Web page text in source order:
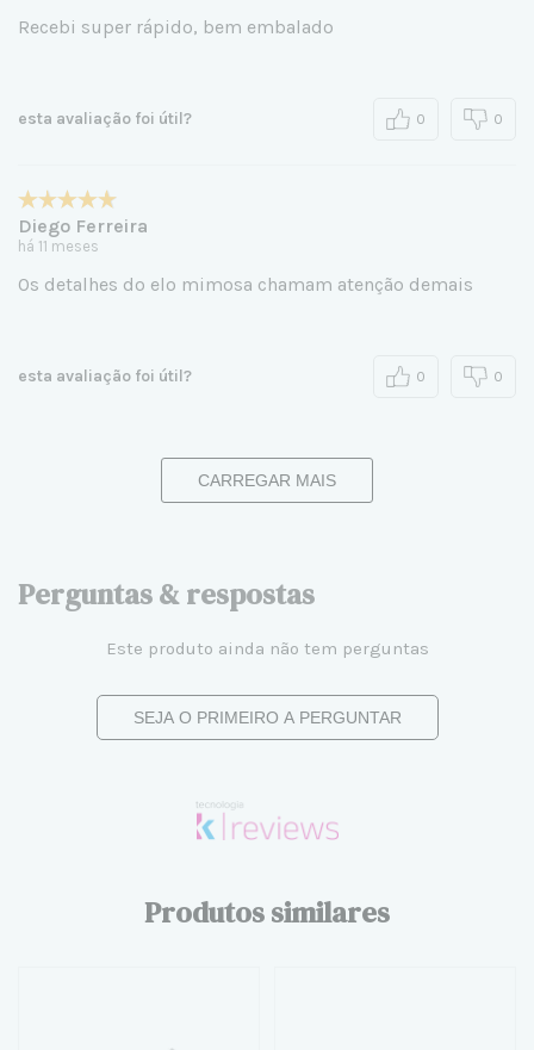
Recebi super rápido, bem embalado
esta avaliação foi útil? 0 0
Diego Ferreira
há 11 meses
Os detalhes do elo mimosa chamam atenção demais
esta avaliação foi útil? 0 0
CARREGAR MAIS
Perguntas & respostas
Este produto ainda não tem perguntas
SEJA O PRIMEIRO A PERGUNTAR
Produtos similares